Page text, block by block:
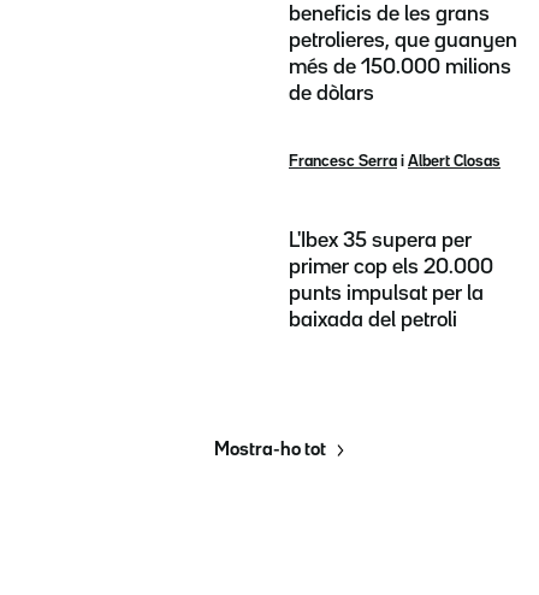
beneficis de les grans
petrolieres, que guanyen
més de 150.000 milions
de dòlars
Francesc Serra i Albert Closas
L'Ibex 35 supera per
primer cop els 20.000
punts impulsat per la
baixada del petroli
Mostra-ho tot